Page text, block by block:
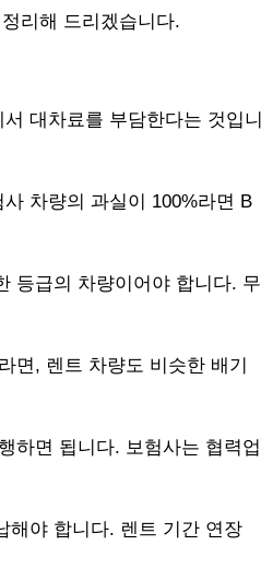
리해 드리겠습니다.
대차료를 부담한다는 것입니
차량의 과실이 100%라면 B
등급의 차량이어야 합니다. 무
면, 렌트 차량도 비슷한 배기
하면 됩니다. 보험사는 협력업
해야 합니다. 렌트 기간 연장